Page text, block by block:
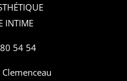
INTIME
54 54